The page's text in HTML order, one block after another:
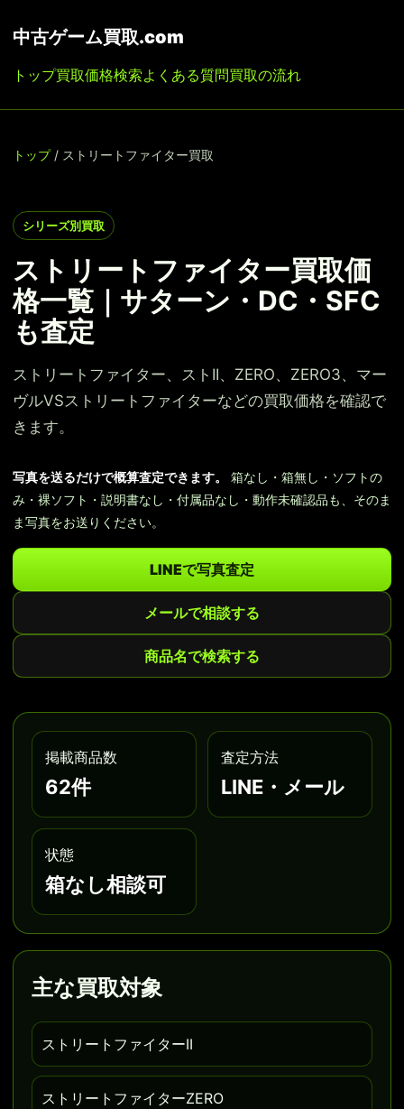
中古ゲーム買取.com
トップ買取価格検索よくある質問買取の流れ
トップ/ ストリートファイター買取
シリーズ別買取
ストリートファイター買取価
格一覧｜サターン・DC・SFC
も査定
ストリートファイター、ストII、ZERO、ZERO3、マー
ヴルVSストリートファイターなどの買取価格を確認で
きます。
写真を送るだけで概算査定できます。
箱なし・箱無し・ソフトの
み・裸ソフト・説明書なし・付属品なし・動作未確認品も、そのま
ま写真をお送りください。
LINEで写真査定
メールで相談する
商品名で検索する
掲載商品数
62件
査定方法
LINE・メール
状態
箱なし相談可
主な買取対象
ストリートファイターII
ストリートファイターZERO